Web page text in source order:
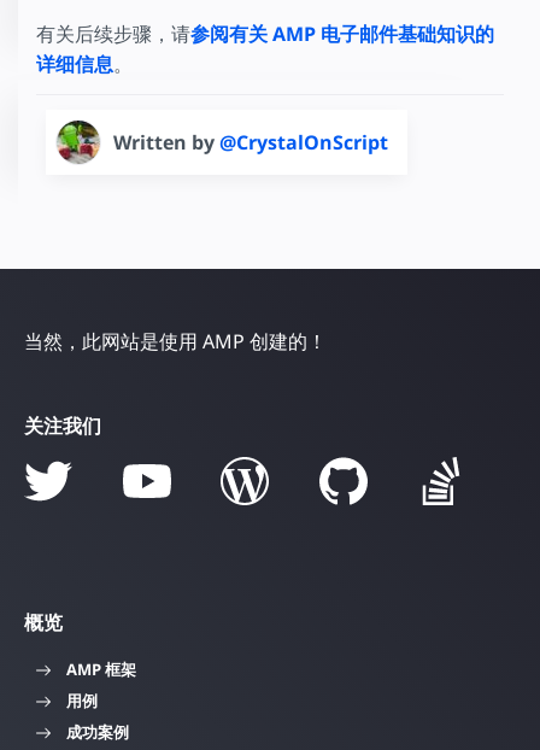
有关后续步骤，请参阅有关 AMP 电子邮件基础知识的
详细信息。
Written by@CrystalOnScript
当然，此网站是使用 AMP 创建的！
关注我们
概览
AMP 框架
用例
成功案例